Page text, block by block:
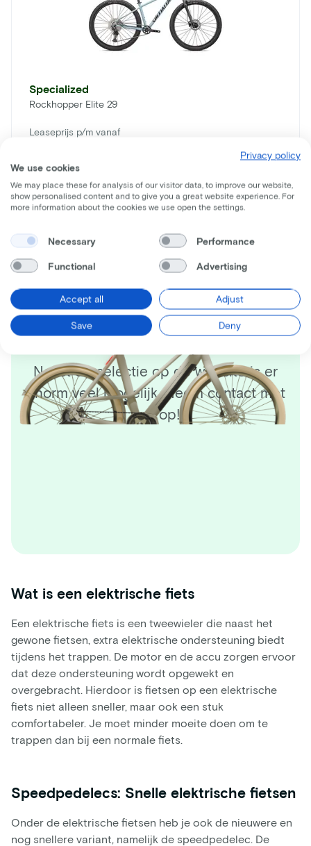
Specialized
Rockhopper Elite 29
Leaseprijs p/m vanaf
Prijs
€1.150
Bespaar€896
Droomfiets niet
gevonden?
Naast de selectie op de website is er
enorm veel mogelijk. Neem contact met
ons op!
Wat is een elektrische fiets
Een elektrische fiets is een tweewieler die naast het
gewone fietsen, extra elektrische ondersteuning biedt
tijdens het trappen. De motor en de accu zorgen ervoor
dat deze ondersteuning wordt opgewekt en
overgebracht. Hierdoor is fietsen op een elektrische
fiets niet alleen sneller, maar ook een stuk
comfortabeler. Je moet minder moeite doen om te
trappen dan bij een normale fiets.
Speedpedelecs: Snelle elektrische fietsen
Onder de elektrische fietsen heb je ook de nieuwere en
nog snellere variant, namelijk de speedpedelec. De
Privacy policy
We use cookies
We may place these for analysis of our visitor data, to improve our website,
show personalised content and to give you a great website experience. For
more information about the cookies we use open the settings.
Necessary Performance
Functional Advertising
Accept all Adjust
Save Deny